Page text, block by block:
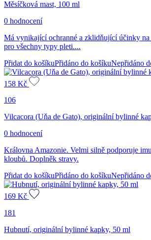
Měsíčková mast, 100 ml
0 hodnocení
Má vynikající ochranné a zklidňující účinky
pro všechny typy pleti....
Přidat do košíkuPřidáno do košíkuNepřidáno
158 Kč
106
Vilcacora (Uňa de Gato), originální bylinné
0 hodnocení
Královna Amazonie. Velmi silně podporuje
kloubů. Doplněk stravy.
Přidat do košíkuPřidáno do košíkuNepřidáno
169 Kč
181
Hubnutí, originální bylinné kapky, 50 ml